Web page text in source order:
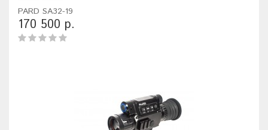
PARD SA32-19
170 500 р.